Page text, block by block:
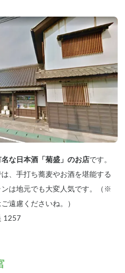
な日本酒「菊盛」のお店です。
、手打ち蕎麦やお酒を堪能する
は地元でも大変人気です。（※
遠慮くださいね。）
1257